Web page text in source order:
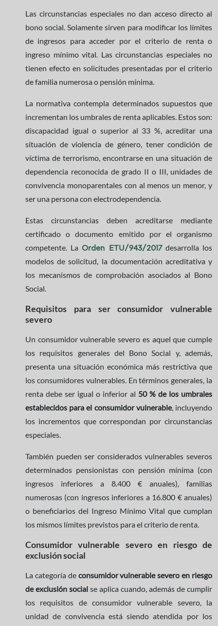
Las circunstancias especiales no dan acceso directo al
bono social. Solamente sirven para modificar los límites
de ingresos para acceder por el criterio de renta o
ingreso mínimo vital. Las circunstancias especiales no
tienen efecto en solicitudes presentadas por el criterio
de familia numerosa o pensión mínima.
La normativa contempla determinados supuestos que
incrementan los umbrales de renta aplicables. Estos son:
discapacidad igual o superior al 33 %, acreditar una
situación de violencia de género, tener condición de
víctima de terrorismo, encontrarse en una situación de
dependencia reconocida de grado II o III, unidades de
convivencia monoparentales con al menos un menor, y
ser una persona con electrodependencia.
Estas circunstancias deben acreditarse mediante
certificado o documento emitido por el organismo
competente. La Orden ETU/943/2017desarrolla los
modelos de solicitud, la documentación acreditativa y
los mecanismos de comprobación asociados al Bono
Social.
Requisitos para ser consumidor vulnerable
severo
Un consumidor vulnerable severo es aquel que cumple
los requisitos generales del Bono Social y, además,
presenta una situación económica más restrictiva que
los consumidores vulnerables. En términos generales, la
renta debe ser igual o inferior al 50 % de los umbrales
establecidos para el consumidor vulnerable, incluyendo
los incrementos que correspondan por circunstancias
especiales.
También pueden ser considerados vulnerables severos
determinados pensionistas con pensión mínima (con
ingresos inferiores a 8.400 € anuales), familias
numerosas (con ingresos inferiores a 16.800 € anuales)
o beneficiarios del Ingreso Mínimo Vital que cumplan
los mismos límites previstos para el criterio de renta.
Consumidor vulnerable severo en riesgo de
exclusión social
La categoría de consumidor vulnerable severo en riesgo
de exclusión social se aplica cuando, además de cumplir
los requisitos de consumidor vulnerable severo, la
unidad de convivencia está siendo atendida por los